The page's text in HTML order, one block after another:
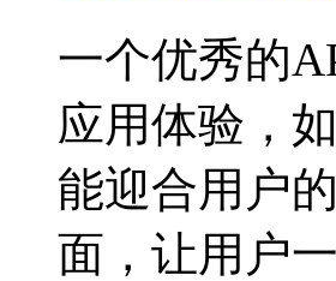
一个优秀的
应用体验，
能迎合用户
面，让用户